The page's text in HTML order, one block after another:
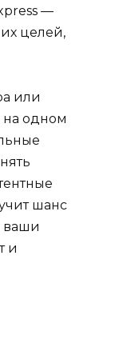
—
целей,
или
на одном
шанс
ваши
и